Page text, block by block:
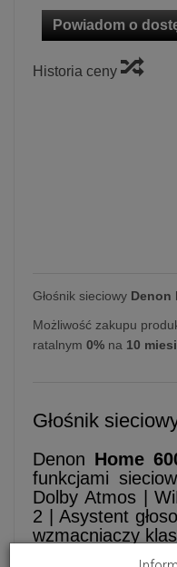
Powiadom o
Historia ceny
Głośnik sieciowy Denon
Możliwość zakupu
ratalnym 0% na 10
Głośnik
Denon Home
funkcjami
Dolby Atmos |
2 | Asystent
wzmacniaczy